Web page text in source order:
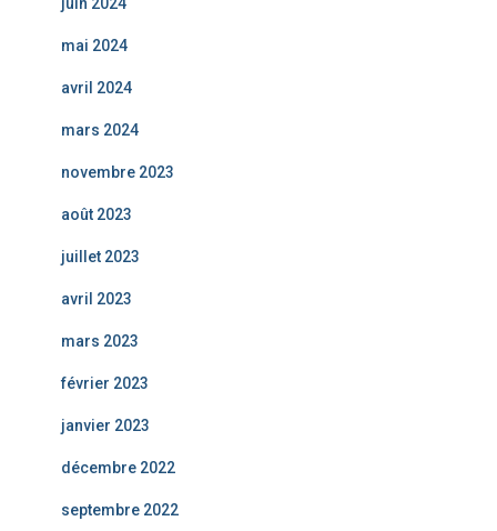
mai 2024
avril 2024
mars 2024
novembre 2023
août 2023
juillet 2023
avril 2023
mars 2023
février 2023
janvier 2023
décembre 2022
septembre 2022